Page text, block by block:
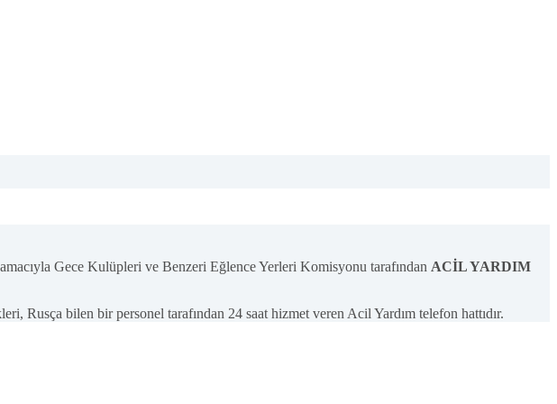
amacıyla Gece Kulüpleri ve Benzeri Eğlence Yerleri Komisyonu tarafından ACİL YARDIM
Rusça bilen bir personel tarafından 24 saat hizmet veren Acil Yardım telefon hattıdır.